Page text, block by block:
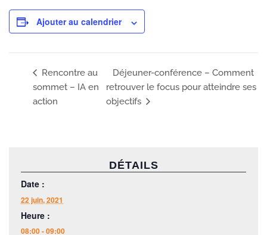
DÉTAILS
Date :
22 juin, 2021
Heure :
08:00 - 09:00
Ajouter au calendrier
Rencontre au
sommet – IA en
action
Déjeuner-conférence – Comment
retrouver le focus pour atteindre ses
objectifs